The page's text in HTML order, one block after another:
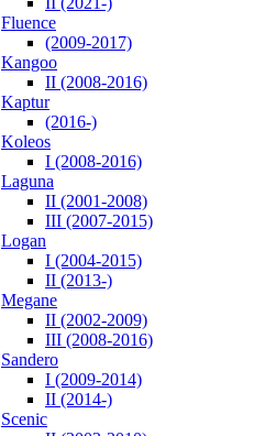
Fluence
(2009-2017)
Kangoo
II (2008-2016)
Kaptur
(2016-)
Koleos
I (2008-2016)
Laguna
II (2001-2008)
III (2007-2015)
Logan
I (2004-2015)
II (2013-)
Megane
II (2002-2009)
III (2008-2016)
Sandero
I (2009-2014)
II (2014-)
Scenic